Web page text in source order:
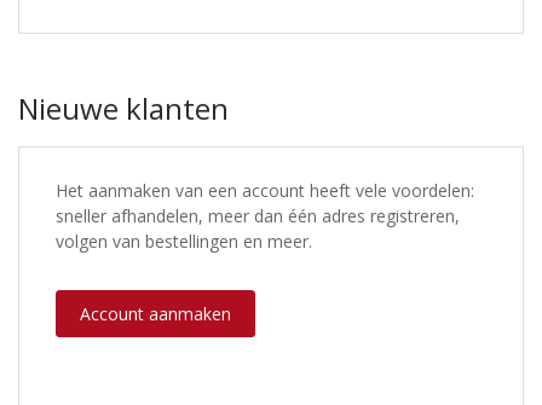
Nieuwe klanten
Het aanmaken van een account heeft vele voordelen:
sneller afhandelen, meer dan één adres registreren,
volgen van bestellingen en meer.
Account aanmaken